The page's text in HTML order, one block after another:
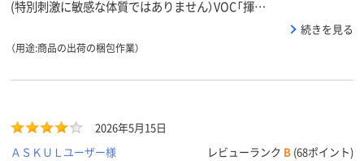
(特別刺激に敏感な体質ではありません）VOC「揮…
続きを見る
（用途:商品の出荷の梱包作業）
2026年5月15日
ＡＳＫＵＬユーザー様
レビューランク B (68ポイント)